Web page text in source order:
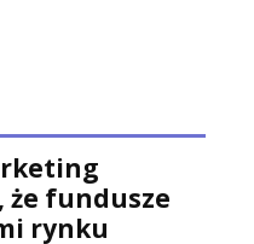
że fundusze
rynku